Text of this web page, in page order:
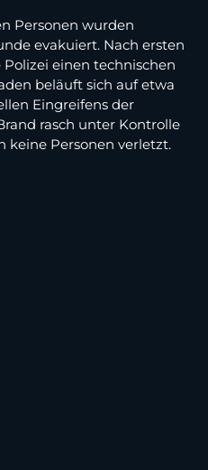
Personen wurden
evakuiert. Nach ersten
einen technischen
beläuft sich auf etwa
Eingreifens der
rasch unter Kontrolle
keine Personen verletzt.